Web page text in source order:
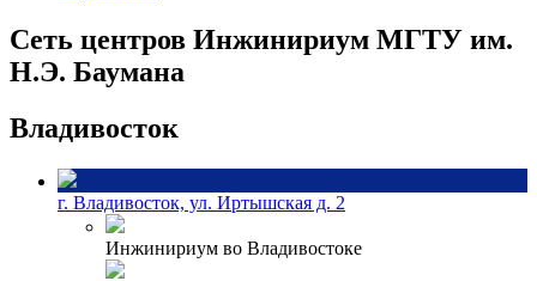
Сеть центров Инжинириум МГТУ им.
Н.Э. Баумана
Владивосток
г. Владивосток, ул. Иртышская д. 2
Инжинириум во Владивостоке